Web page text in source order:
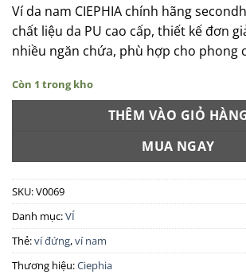
Ví da nam CIEPHIA chính hãng
chất liệu da PU cao cấp, thiết kế đơn
nhiều ngăn chứa, phù hợp cho phong
Còn 1 trong kho
THÊM VÀO GIỎ
MUA NGAY
SKU:V0069
Danh mục:VÍ
Thẻ:ví đứng,ví nam
Thương hiệu:Ciephia